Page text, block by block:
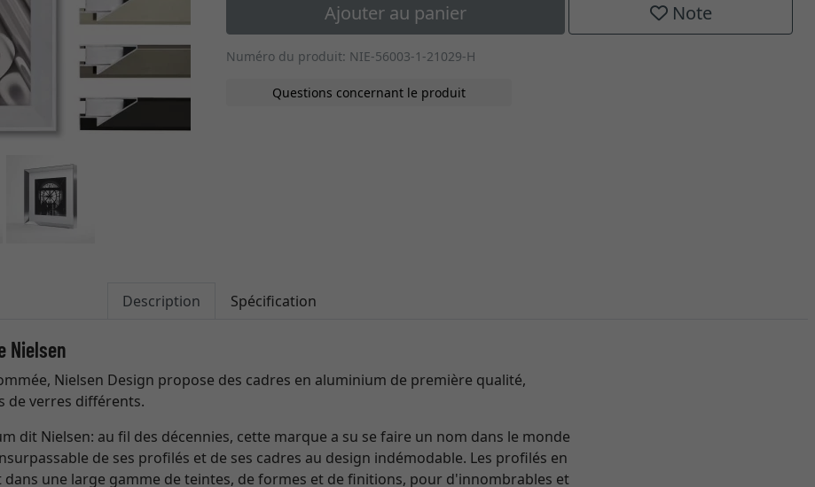
Ajouter au panier Note
Numéro du produit: NIE-56003-1-21029-H
Questions concernant le produit
Description Spécification
Nielsen
Nielsen Design propose des cadres en aluminium de première qualité,
de verres différents.
dit Nielsen: au fil des décennies, cette marque a su se faire un nom dans le monde
de ses profilés et de ses cadres au design indémodable. Les profilés en
une large gamme de teintes, de formes et de finitions, pour d'innombrables et